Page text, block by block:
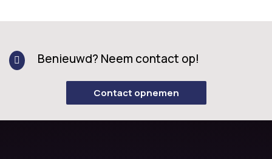
 Benieuwd? Neem contact op!
Contact opnemen